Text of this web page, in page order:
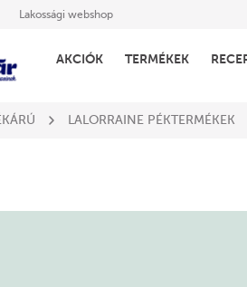
Lakossági webshop
AKCIÓK TERMÉKEK
LALORRAINE PÉKTERMÉKEK